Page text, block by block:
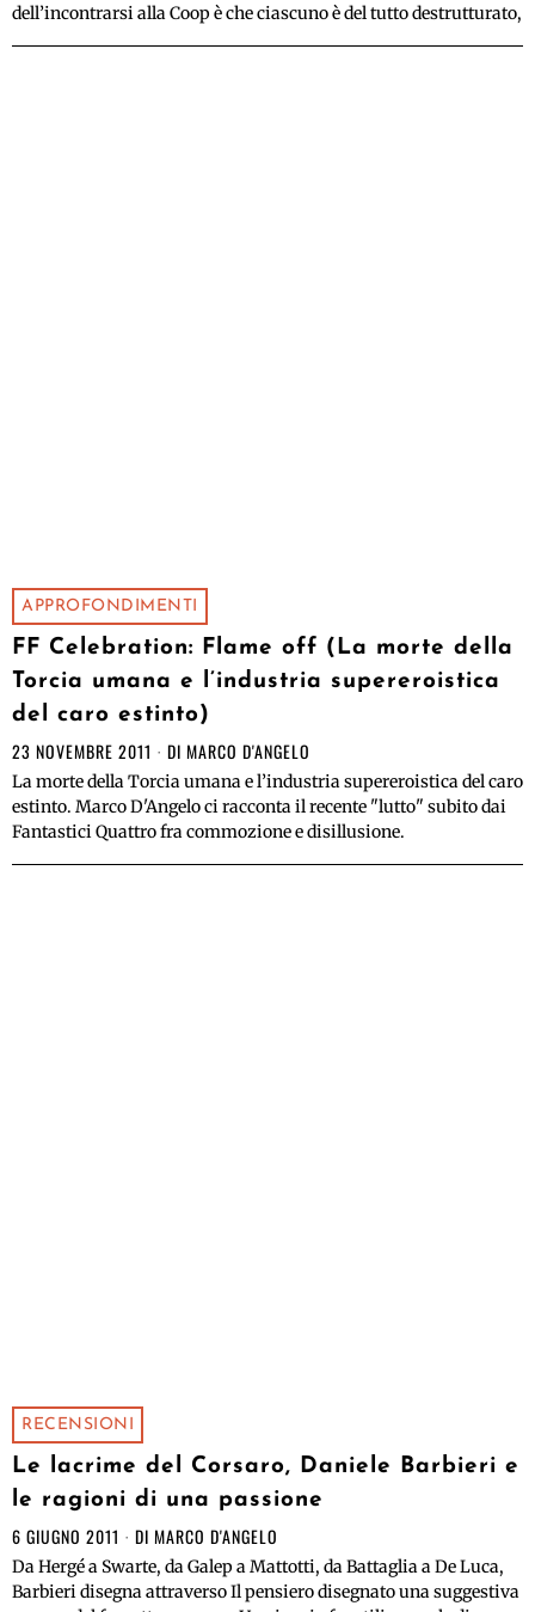
dell’incontrarsi alla Coop è che ciascuno è del tutto destrutturato,
APPROFONDIMENTI
FF Celebration: Flame off (La morte della
Torcia umana e l’industria supereroistica
del caro estinto)
23 NOVEMBRE 2011 DI MARCO D'ANGELO
La morte della Torcia umana e l’industria supereroistica del caro
estinto. Marco D'Angelo ci racconta il recente "lutto" subito dai
Fantastici Quattro fra commozione e disillusione.
RECENSIONI
Le lacrime del Corsaro, Daniele Barbieri e
le ragioni di una passione
6 GIUGNO 2011 DI MARCO D'ANGELO
Da Hergé a Swarte, da Galep a Mattotti, da Battaglia a De Luca,
Barbieri disegna attraverso Il pensiero disegnato una suggestiva